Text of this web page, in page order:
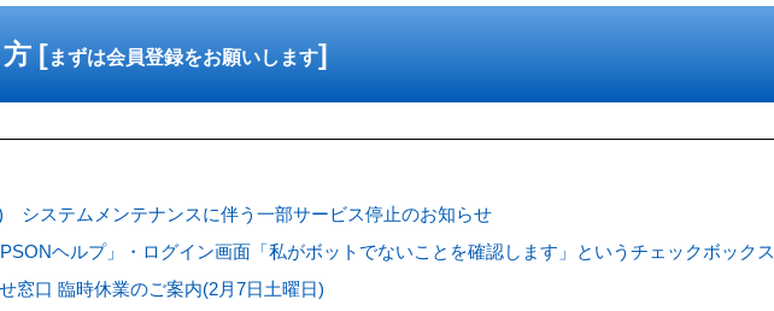
[まずは会員登録をお願いします]
システムメンテナンスに伴う一部サービス停止のお知らせ
ヘルプ」・ログイン画面「私がボットでないことを確認します」というチェックボックス
窓口 臨時休業のご案内(2月7日土曜日)